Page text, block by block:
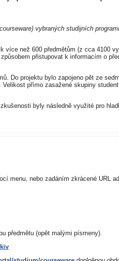
vybraných studijních
než 600 předmětům (z cca 4100
přistupovat k informacím o
Do projektu bylo zapojeno pět ze
přímo zasažené skupiny
byly následně využité pro
menu, nebo zadáním zkrácené URL
předmětu (opět malými písmeny).